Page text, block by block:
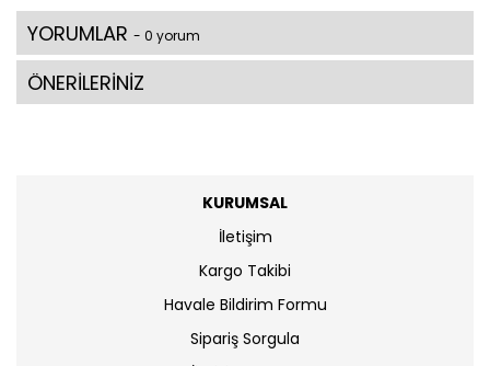
YORUMLAR - 0 yorum
ÖNERİLERİNİZ
KURUMSAL
İletişim
Kargo Takibi
Havale Bildirim Formu
Sipariş Sorgula